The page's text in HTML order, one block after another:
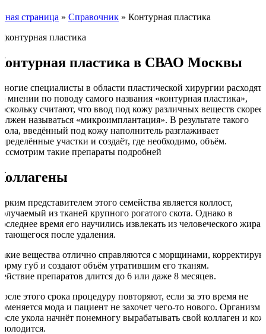
страница » Справочник » Контурная пластика
пластика в СВАО Москвы
специалисты в области пластической хирургии
мнении по поводу самого названия «контурная пластика»,
считают, что ввод под кожу различных веществ скорее
называться «микроимплантация». В результате такого
введённый под кожу наполнитель разглаживает
участки и создаёт, где необходимо, объём.
такие препараты подробней
представителем этого семейства является коллост,
из тканей крупного рогатого скота. Однако в
время его научились извлекать из человеческого жира,
после удаления.
вещества отлично справляются с морщинами,
губ и создают объём утратившим его тканям.
препаратов длится до 6 или даже 8 месяцев.
этого срока процедуру повторяют, если за это время не
мода и пациент не захочет чего-то нового. Организм
укола начнёт понемногу вырабатывать свой коллаген и